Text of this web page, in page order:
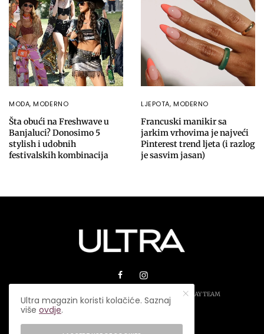
MODA,MODERNO
Šta obući na Freshwave u
Banjaluci? Donosimo 5
stylish i udobnih
festivalskih kombinacija
LJEPOTA, MODERNO
Francuski manikir sa
jarkim vrhovima je najveći
Pinterest trend ljeta (i razlog
je sasvim jasan)
© 2026 ULTRA MAGAZIN. SVA PRAVA ZADRŽANA.PLAY TEAM
Ultra magazin koristi kolačiće. Saznaj
višeovdje.